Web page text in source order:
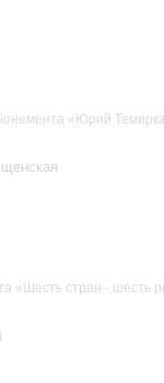
«Юрий
«Шесть стран - шесть